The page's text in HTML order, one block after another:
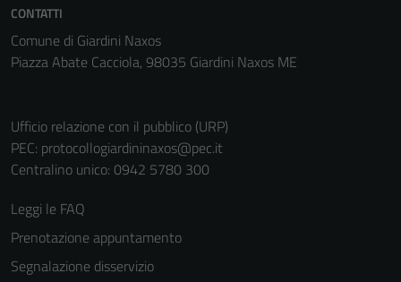
CONTATTI
Comune di Giardini Naxos
Piazza Abate Cacciola, 98035 Giardini Naxos ME
Ufficio relazione con il pubblico (URP)
PEC: protocollogiardininaxos@pec.it
Centralino unico: 0942 5780 300
Leggi le FAQ
Prenotazione appuntamento
Segnalazione disservizio
Tecnici